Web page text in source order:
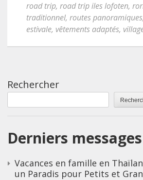
road trip, road trip iles lofoten,
traditionnel, routes panoramiques,
estivale, vêtements adaptés,
Rechercher
Derniers messages
Vacances en famille en
un Paradis pour Petits et